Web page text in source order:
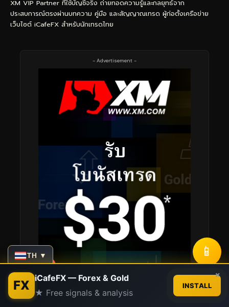
XM VIP Partner ที่ใช้บัญชีจริง ถ่ายทอดความรู้และกลยุทธ์จาก
ประสบการณ์ตรงผ่านบทความ คู่มือ และสัญญาณเทรด ผู้ก่อตั้งเครือข่าย
เว็บไซต์ iCafeFX สำหรับนักเทรดไทย
- Advertisement -
TH ▼ 📱
FX iCafeFX — Forex & Gold
★ Free signals & analysis
INSTALL
×
Contact us
Open